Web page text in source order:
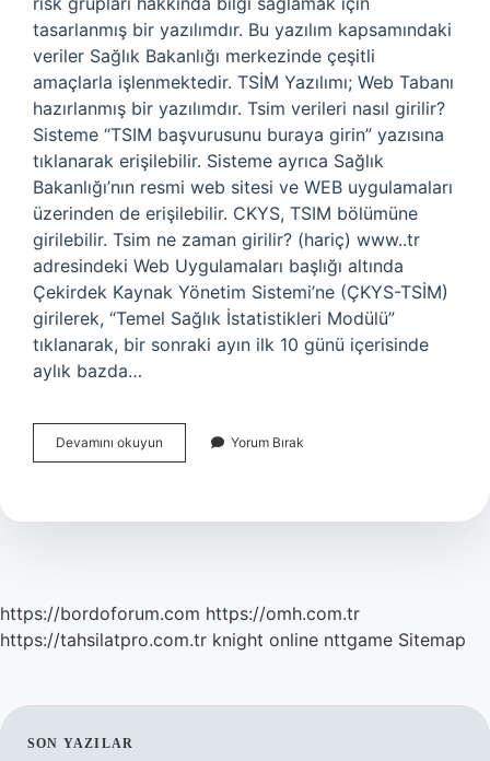
tasarlanmış bir yazılımdır. Bu yazılım kapsamındaki
veriler Sağlık Bakanlığı merkezinde çeşitli
amaçlarla işlenmektedir. TSİM Yazılımı; Web Tabanı
hazırlanmış bir yazılımdır. Tsim verileri nasıl girilir?
Sisteme “TSIM başvurusunu buraya girin” yazısına
tıklanarak erişilebilir. Sisteme ayrıca Sağlık
Bakanlığı’nın resmi web sitesi ve WEB uygulamaları
üzerinden de erişilebilir. CKYS, TSIM bölümüne
girilebilir. Tsim ne zaman girilir? (hariç) www..tr
adresindeki Web Uygulamaları başlığı altında
Çekirdek Kaynak Yönetim Sistemi’ne (ÇKYS-TSİM)
girilerek, “Temel Sağlık İstatistikleri Modülü”
tıklanarak, bir sonraki ayın ilk 10 günü içerisinde
aylık bazda…
Devamını okuyun
Ne
Yorum Bırak
https://bordoforum.com https://omh.com.tr
https://tahsilatpro.com.tr knight online nttgame Sitemap
SON YAZILAR